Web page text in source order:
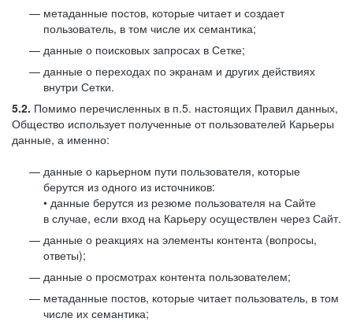
метаданные постов, которые читает и создает
пользователь, в том числе их семантика;
данные о поисковых запросах в Сетке;
данные о переходах по экранам и других действиях
внутри Сетки.
5.2. Помимо перечисленных в п.5. настоящих Правил данных,
Общество использует полученные от пользователей Карьеры
данные, а именно:
данные о карьерном пути пользователя, которые
берутся из одного из источников:
• данные берутся из резюме пользователя на Сайте
в случае, если вход на Карьеру осуществлен через Сайт.
данные о реакциях на элементы контента (вопросы,
ответы);
данные о просмотрах контента пользователем;
метаданные постов, которые читает пользователь, в том
числе их семантика;